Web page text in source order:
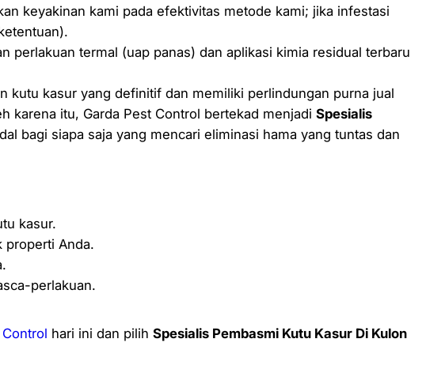
keyakinan kami pada efektivitas metode kami; jika infestasi
perlakuan termal (uap panas) dan aplikasi kimia residual terbaru
kutu kasur yang definitif dan memiliki perlindungan purna jual
karena itu, Garda Pest Control bertekad menjadi Spesialis
bagi siapa saja yang mencari eliminasi hama yang tuntas dan
kasur.
properti Anda.
perlakuan.
hari ini dan pilih Spesialis Pembasmi Kutu Kasur Di Kulon